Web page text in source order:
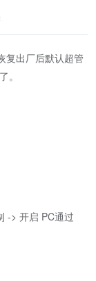
复出厂后默认超管
。
-> 开启 PC通过